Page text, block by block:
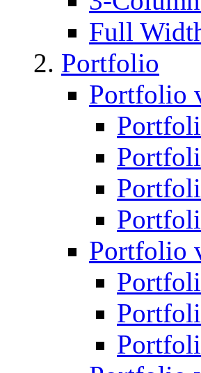
Full
Portfolio
Portfolio
Portfolio